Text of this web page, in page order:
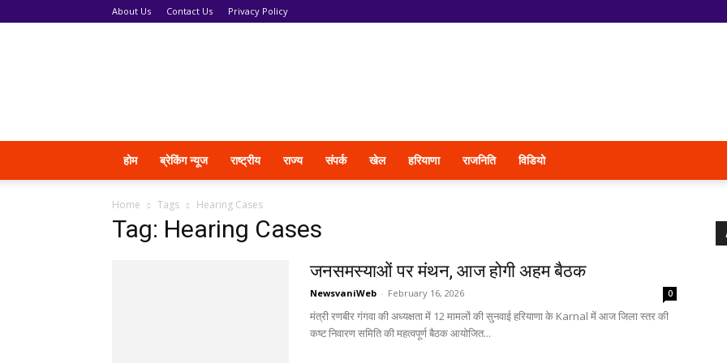
About Us Contact Us Privacy Policy
होम ब्रेकिंग न्यूज राष्ट्रीय राज्य संपर्क खेल हरियाणा राजनिति विडियो
Home Tags Hearing Cases
Tag: Hearing Cases
जनसमस्याओं पर मंथन, आज होगी अहम बैठक
NewsvaniWeb - February 16, 2026 0
मंत्री रणबीर गंगवा की अध्यक्षता में 12 मामलों की सुनवाई हरियाणा के Karnal में आज जिला स्तर की
कष्ट निवारण समिति की महत्वपूर्ण बैठक आयोजित...